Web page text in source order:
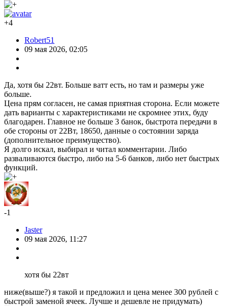
+4
Robert51
09 мая 2026, 02:05
Да, хотя бы 22вт. Больше ватт есть, но там и размеры уже
больше.
Цена прям согласен, не самая приятная сторона. Если можете
дать варианты с характеристиками не скромнее этих, буду
благодарен. Главное не больше 3 банок, быстрота передачи в
обе стороны от 22Вт, 18650, данные о состоянии заряда
(дополнительное преимущество).
Я долго искал, выбирал и читал комментарии. Либо
разваливаются быстро, либо на 5-6 банков, либо нет быстрых
функций.
-1
Jaster
09 мая 2026, 11:27
хотя бы 22вт
ниже(выше?) я такой и предложил и цена менее 300 рублей с
быстрой заменой ячеек. Лучше и дешевле не придумать)